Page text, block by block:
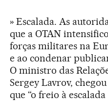
» Escalada. As
que a OTAN
forças militares na
e ao condenar
O ministro das
Sergey Lavrov,
que “o freio à